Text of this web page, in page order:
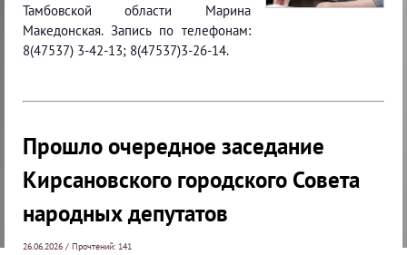
Тамбовской области Марина
Македонская. Запись по телефонам:
8(47537) 3-42-13; 8(47537)3-26-14.
Прошло очередное заседание
Кирсановского городского Совета
народных депутатов
26.06.2026 / Прочтений: 141